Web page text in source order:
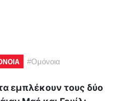
#Ομόνοια
εμπλέκουν τους δύο